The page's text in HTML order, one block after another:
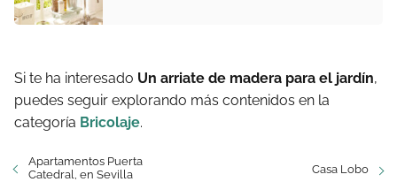
Si te ha interesado Un arriate de madera para el jardín,
puedes seguir explorando más contenidos en la
categoría Bricolaje.
Apartamentos Puerta
Catedral, en Sevilla
Casa Lobo